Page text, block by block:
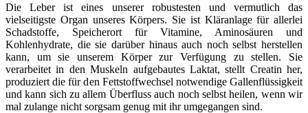
Die Leber ist eines unserer robustesten und vermutlich das
vielseitigste Organ unseres Körpers. Sie ist Kläranlage für allerlei
Schadstoffe, Speicherort für Vitamine, Aminosäuren und
Kohlenhydrate, die sie darüber hinaus auch noch selbst herstellen
kann, um sie unserem Körper zur Verfügung zu stellen. Sie
verarbeitet in den Muskeln aufgebautes Laktat, stellt Creatin her,
produziert die für den Fettstoffwechsel notwendige Gallenflüssigkeit
und kann sich zu allem Überfluss auch noch selbst heilen, wenn wir
mal zulange nicht sorgsam genug mit ihr umgegangen sind.